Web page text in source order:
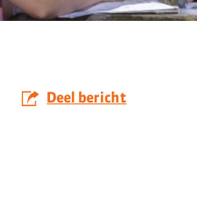
Deel bericht